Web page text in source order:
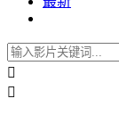

